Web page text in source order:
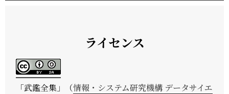
ライセンス
「武鑑全集 」（情報・システム研究機構 データサイエ